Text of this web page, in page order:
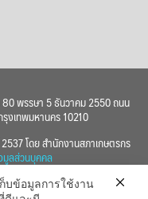
80 พรรษา 5 ธันวาคม 2550 ถนน
งเทพมหานคร 10210
โดย สำนักงานสภาเกษตรกร
ลส่วนบุคคล
บข้อมูลการใช้งาน